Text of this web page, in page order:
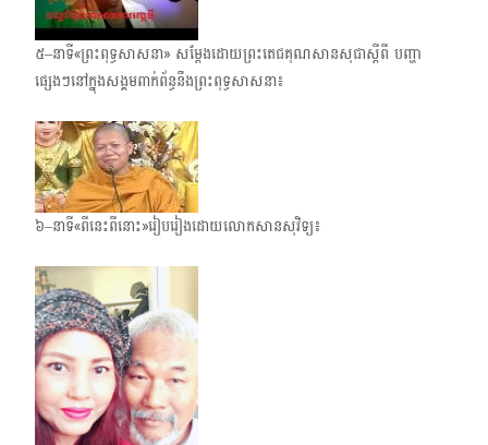
៥–នាទី«ព្រះពុទ្ធសាសនា» សម្តែងដោយព្រះតេជគុណសានសុជាស្តីពី បញ្ហា
ផ្សេងៗនៅក្នុងសង្គមពាក់​ព័ន្ធនឹងព្រះពុទ្ធសាសនា៖
៦–នាទី«ពីនេះពីនោះ»រៀបរៀងដោយលោកសានសុវិទ្យ៖